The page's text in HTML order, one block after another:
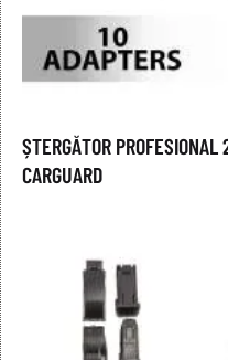
ȘTERGĂTOR
CARGUARD